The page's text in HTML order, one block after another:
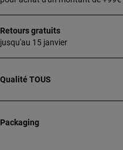
Retours gratuits
jusqu'au 15 janvier
Qualité TOUS
Packaging